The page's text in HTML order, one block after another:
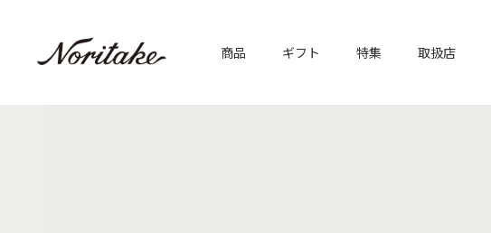
商品 ギフト 特集 取扱店